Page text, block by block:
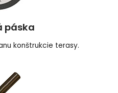
páska
konštrukcie terasy.